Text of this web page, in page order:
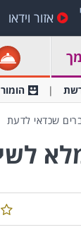
אזור וידאו
שכדאי לדעת